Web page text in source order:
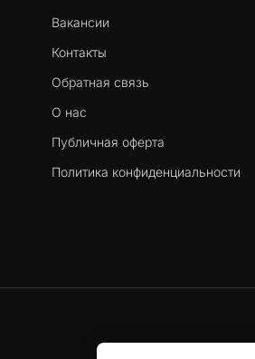
Вакансии
Контакты
Обратная связь
О нас
Публичная оферта
Политика конфиденциальности